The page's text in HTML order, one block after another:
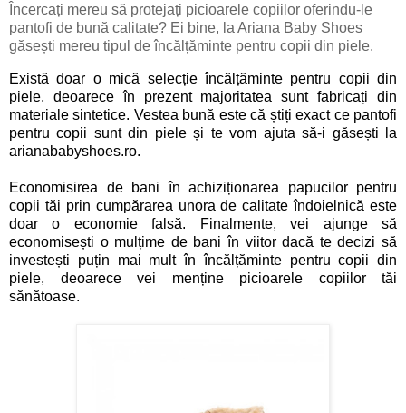
Încercați mereu să protejați picioarele copiilor oferindu-le
pantofi de bună calitate? Ei bine, la Ariana Baby Shoes
găsești mereu tipul de încălțăminte pentru copii din piele.
Există doar o mică selecție încălțăminte pentru copii din
piele, deoarece în prezent majoritatea sunt fabricați din
materiale sintetice. Vestea bună este că știți exact ce pantofi
pentru copii sunt din piele și te vom ajuta să-i găsești la
arianababyshoes.ro.
Economisirea de bani în achiziționarea papucilor pentru
copii tăi prin cumpărarea unora de calitate îndoielnică este
doar o economie falsă. Finalmente, vei ajunge să
economisești o mulțime de bani în viitor dacă te decizi să
investești puțin mai mult în încălțăminte pentru copii din
piele, deoarece vei menține picioarele copiilor tăi
sănătoase.